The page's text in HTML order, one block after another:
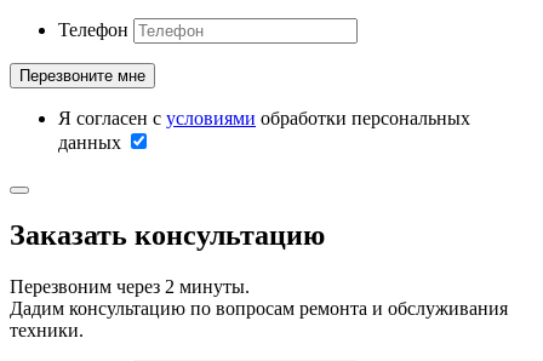
Телефон
Я согласен с условиями обработки персональных
данных
Заказать консультацию
Перезвоним через 2 минуты.
Дадим консультацию по вопросам ремонта и обслуживания
техники.